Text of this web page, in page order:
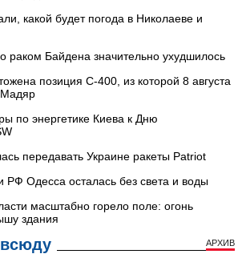
какой будет погода в Николаеве и
раком Байдена значительно ухудшилось
позиция С-400, из которой 8 августа
Мадяр
по энергетике Киева к Дню
передавать Украине ракеты Patriot
РФ Одесса осталась без света и воды
масштабно горело поле: огонь
здания
АРХИВ